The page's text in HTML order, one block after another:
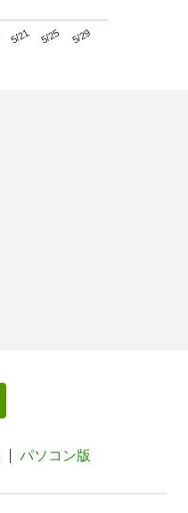
5/21 5/25 5/29
パソコン版